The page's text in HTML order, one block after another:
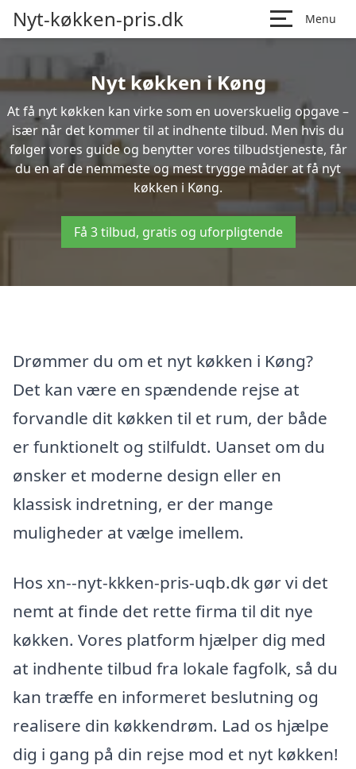
Nyt-køkken-pris.dk Menu
Nyt køkken i Køng
At få nyt køkken kan virke som en uoverskuelig opgave –
især når det kommer til at indhente tilbud. Men hvis du
følger vores guide og benytter vores tilbudstjeneste, får
du en af de nemmeste og mest trygge måder at få nyt
køkken i Køng.
Få 3 tilbud, gratis og uforpligtende
Drømmer du om et nyt køkken i Køng?
Det kan være en spændende rejse at
forvandle dit køkken til et rum, der både
er funktionelt og stilfuldt. Uanset om du
ønsker et moderne design eller en
klassisk indretning, er der mange
muligheder at vælge imellem.
Hos xn--nyt-kkken-pris-uqb.dk gør vi det
nemt at finde det rette firma til dit nye
køkken. Vores platform hjælper dig med
at indhente tilbud fra lokale fagfolk, så du
kan træffe en informeret beslutning og
realisere din køkkendrøm. Lad os hjælpe
dig i gang på din rejse mod et nyt køkken!